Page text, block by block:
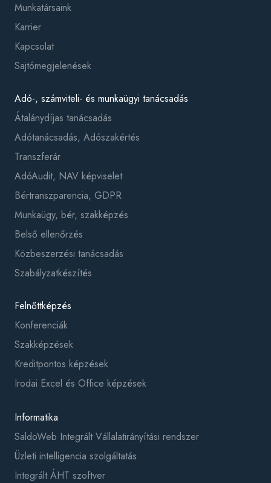
Munkatársaink
Karrier
Kapcsolat
Sajtómegjelenések
Adó-, számviteli- és munkaügyi tanácsadás
Átalánydíjas tanácsadás
Adótanácsadás, Adószakértés
Transzferár
AdóAudit, NAV képviselet
Bértranszparencia, GDPR
Munkaügy, bér, szakképzés
Belső ellenőrzés
Közbeszerzési tanácsadás
Szabályzatkészítés
Felnőttképzés
Konferenciák
Szakképzések
Kreditpontos képzések
Irodai Excel és Office képzések
Informatika
SaldoWeb Integrált Vállalatirányítási rendszer
Üzleti intelligencia szolgáltatás
Integrált ÁHT szoftver